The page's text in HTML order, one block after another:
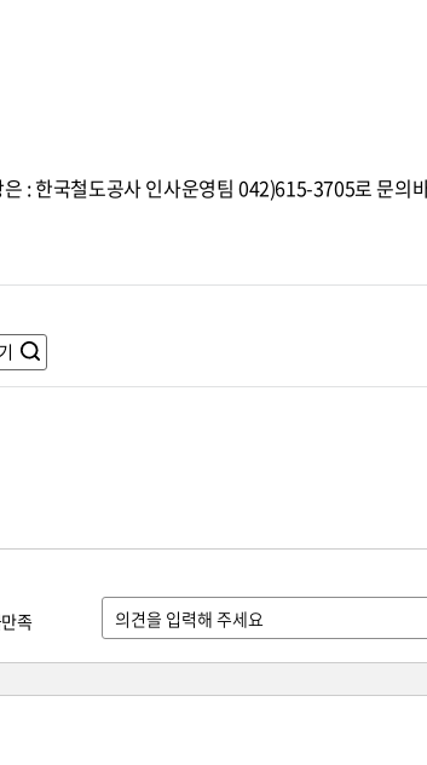
: 한국철도공사 인사운영팀 042)615-3705로 문의
족